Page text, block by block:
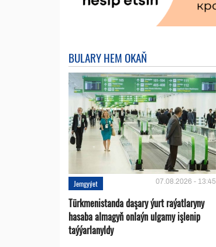
BULARY HEM OKAŇ
Jemgyýet 07.08.2026 - 13:45
Türkmenistanda daşary ýurt raýatlaryny
hasaba almagyň onlaýn ulgamy işlenip
taýýarlanyldy